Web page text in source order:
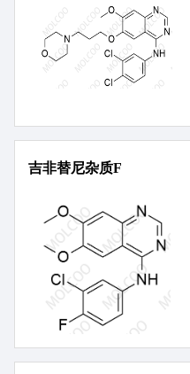
吉非替尼杂质F